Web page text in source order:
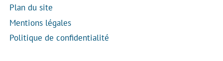
Plan du site
Mentions légales
Politique de confidentialité